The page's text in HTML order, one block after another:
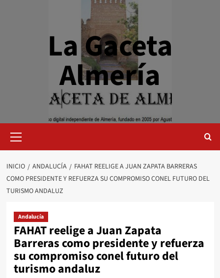
La Gaceta
Almería
primario
INICIO ANDALUCÍA
FAHAT REELIGE A JUAN ZAPATA BARRERAS
COMO PRESIDENTE Y REFUERZA SU COMPROMISO CONEL FUTURO DEL
TURISMO ANDALUZ
Andalucía
FAHAT reelige a Juan Zapata
Barreras como presidente y refuerza
su compromiso conel futuro del
turismo andaluz